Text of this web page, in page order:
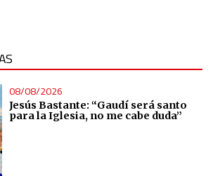
08/08/2026
Jesús Bastante: “Gaudí será santo
para la Iglesia, no me cabe duda”